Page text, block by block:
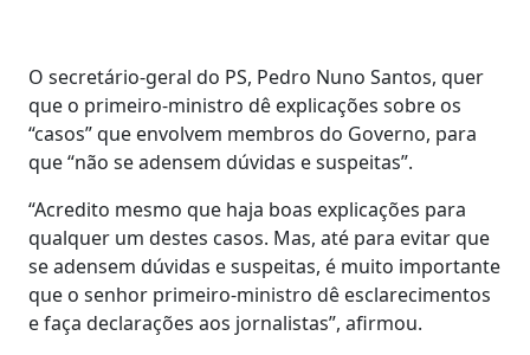
O secretário-geral do PS, Pedro Nuno Santos, quer
que o primeiro-ministro dê explicações sobre os
“casos” que envolvem membros do Governo, para
que “não se adensem dúvidas e suspeitas”.
“Acredito mesmo que haja boas explicações para
qualquer um destes casos. Mas, até para evitar que
se adensem dúvidas e suspeitas, é muito importante
que o senhor primeiro-ministro dê esclarecimentos
e faça declarações aos jornalistas”, afirmou.